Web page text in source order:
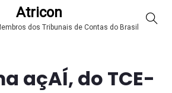
Atricon
dos Tribunais de Contas do Brasil
açAÍ, do TCE-